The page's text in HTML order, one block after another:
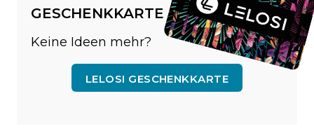
GESCHENKKARTE
Keine Ideen mehr?
LELOSI GESCHENKKARTE